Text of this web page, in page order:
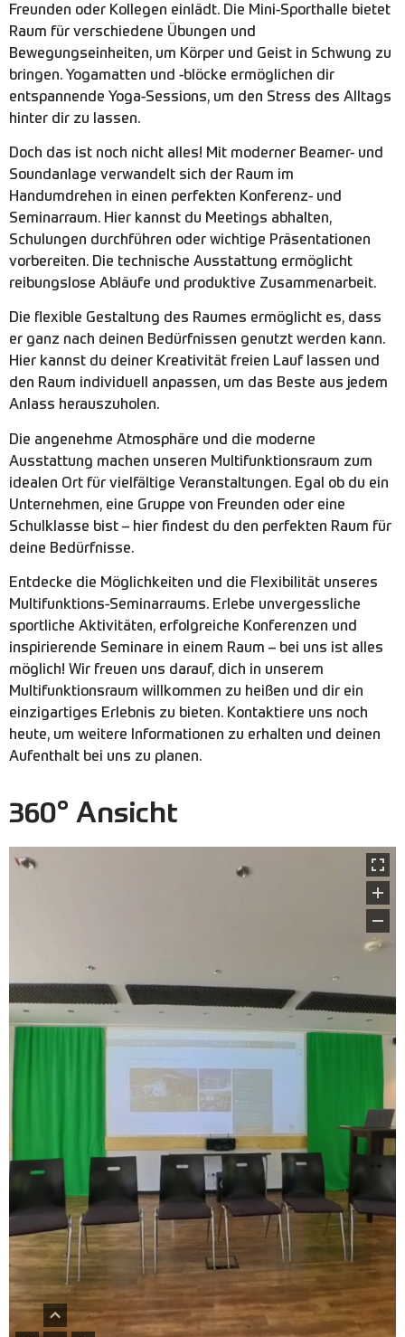
Freunden oder Kollegen einlädt. Die Mini-Sporthalle bietet
Raum für verschiedene Übungen und
Bewegungseinheiten, um Körper und Geist in Schwung zu
bringen. Yogamatten und -blöcke ermöglichen dir
entspannende Yoga-Sessions, um den Stress des Alltags
hinter dir zu lassen.
Doch das ist noch nicht alles! Mit moderner Beamer- und
Soundanlage verwandelt sich der Raum im
Handumdrehen in einen perfekten Konferenz- und
Seminarraum. Hier kannst du Meetings abhalten,
Schulungen durchführen oder wichtige Präsentationen
vorbereiten. Die technische Ausstattung ermöglicht
reibungslose Abläufe und produktive Zusammenarbeit.
Die flexible Gestaltung des Raumes ermöglicht es, dass
er ganz nach deinen Bedürfnissen genutzt werden kann.
Hier kannst du deiner Kreativität freien Lauf lassen und
den Raum individuell anpassen, um das Beste aus jedem
Anlass herauszuholen.
Die angenehme Atmosphäre und die moderne
Ausstattung machen unseren Multifunktionsraum zum
idealen Ort für vielfältige Veranstaltungen. Egal ob du ein
Unternehmen, eine Gruppe von Freunden oder eine
Schulklasse bist – hier findest du den perfekten Raum für
deine Bedürfnisse.
Entdecke die Möglichkeiten und die Flexibilität unseres
Multifunktions-Seminarraums. Erlebe unvergessliche
sportliche Aktivitäten, erfolgreiche Konferenzen und
inspirierende Seminare in einem Raum – bei uns ist alles
möglich! Wir freuen uns darauf, dich in unserem
Multifunktionsraum willkommen zu heißen und dir ein
einzigartiges Erlebnis zu bieten. Kontaktiere uns noch
heute, um weitere Informationen zu erhalten und deinen
Aufenthalt bei uns zu planen.
360° Ansicht